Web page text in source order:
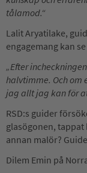
tålamod.“
Lalit Aryatilake,
engagemang kan
„Efter
halvtimme. Och om
jag allt jag kan för
RSD:s guider
glasögonen,
annan malör?
Dilem Emin på